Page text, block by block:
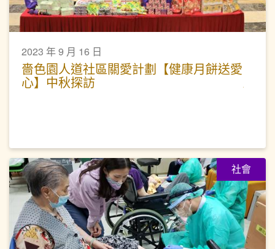
2023 年 9 月 16 日
嗇色園人道社區關愛計劃【健康月餅送愛
心】中秋探訪
社會